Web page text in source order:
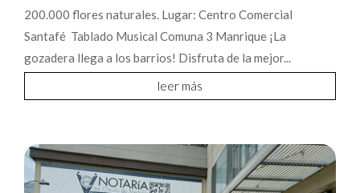
200.000 flores naturales. Lugar: Centro Comercial
Santafé Tablado Musical Comuna 3 Manrique ¡La
gozadera llega a los barrios! Disfruta de la mejor...
leer más